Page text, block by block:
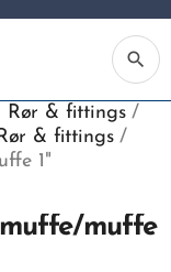
search
Rør & fittings
& fittings
1"
muffe